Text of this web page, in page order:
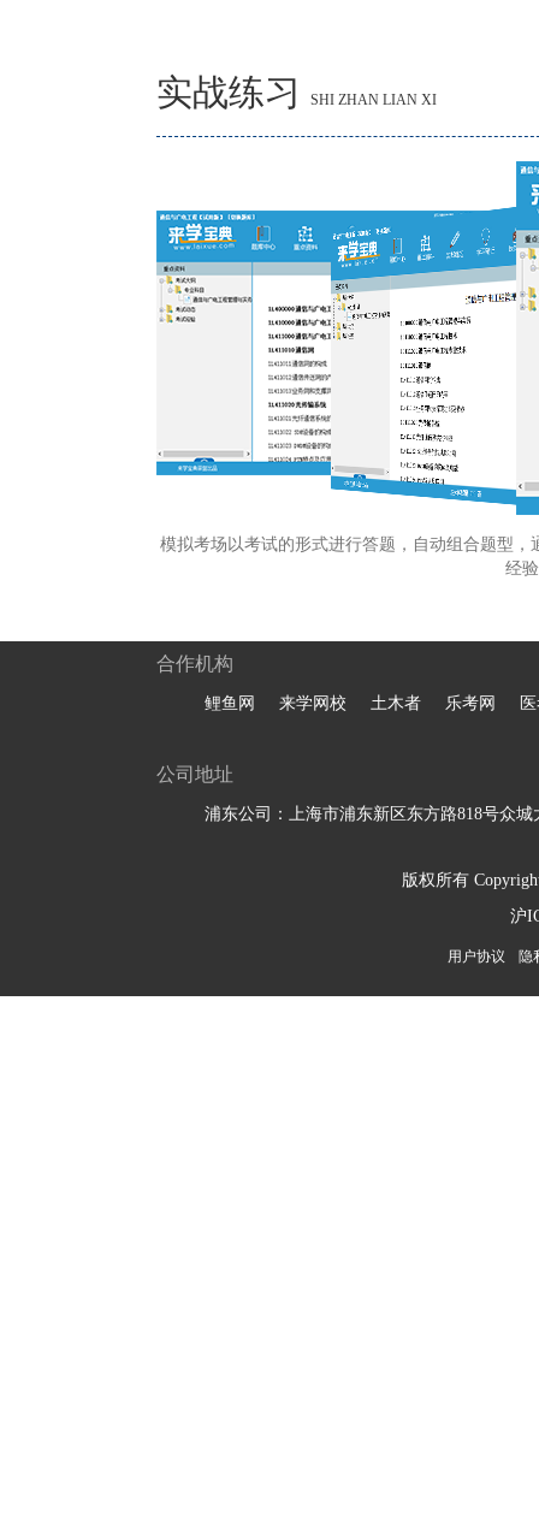
实战练习 SHI ZHAN LIAN XI
模拟考场以考试的形式进行答题，自动组合题型
经
合作机构
鲤鱼网 来学网校 土木者 乐考网
公司地址
浦东公司：上海市浦东新区东方路818号众城
版权所有
沪
用户协议 隐